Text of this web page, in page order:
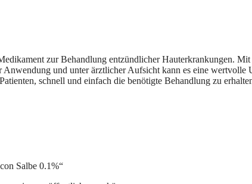
zur Behandlung entzündlicher Hauterkrankungen.
Anwendung und unter ärztlicher Aufsicht kann es eine
schnell und einfach die benötigte Behandlung zu
Salbe 0.1%“